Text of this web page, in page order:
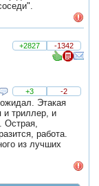
+2827
-1342
+3 -2
Этакая
и триллер, и
Острая,
работа.
из лучших